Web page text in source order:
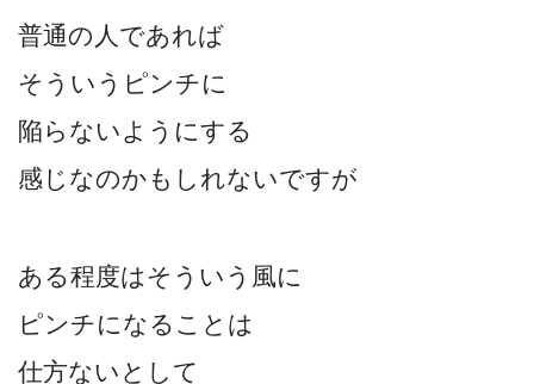
普通の人であれば
そういうピンチに
陥らないようにする
感じなのかもしれないですが
ある程度はそういう風に
ピンチになることは
仕方ないとして